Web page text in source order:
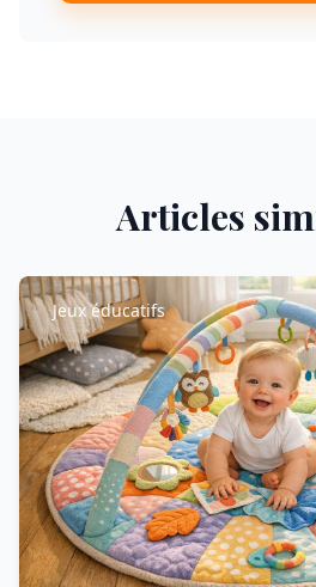
Articles
Jeux éducatifs